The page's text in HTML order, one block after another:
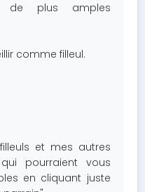
de plus amples
comme filleul.
et mes autres
pourraient vous
en cliquant juste